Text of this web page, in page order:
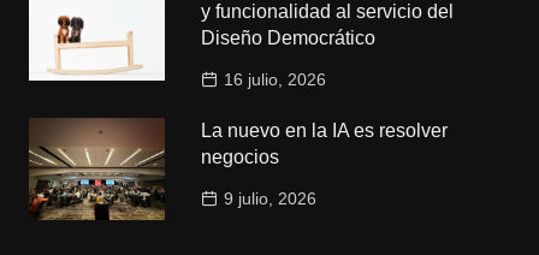
y funcionalidad al servicio del
Diseño Democrático
16 julio, 2026
La nuevo en la IA es resolver
negocios
9 julio, 2026